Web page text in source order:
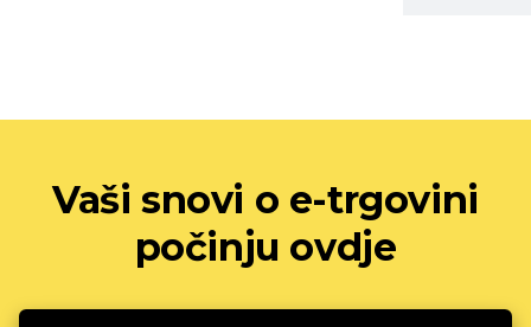
Vaši snovi o e-trgovini
počinju ovdje